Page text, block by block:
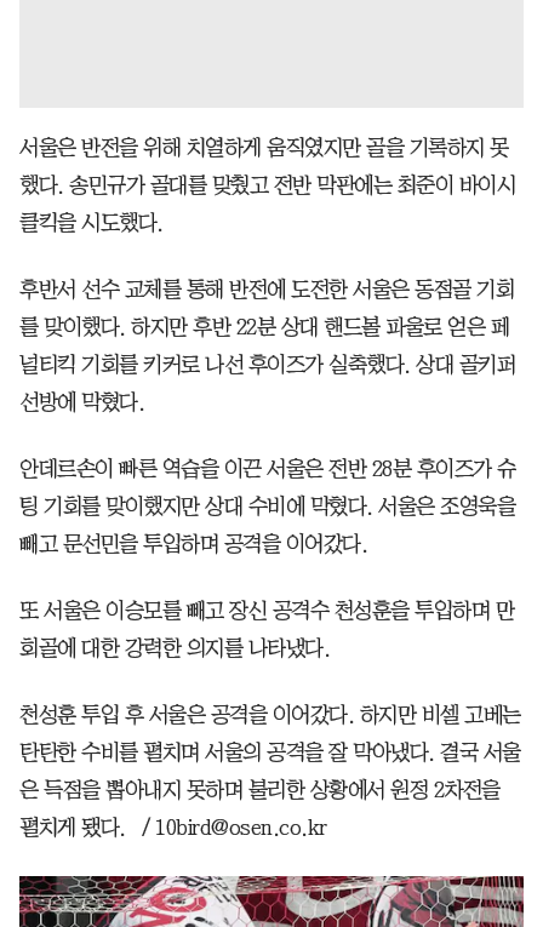
서울은 반전을 위해 치열하게 움직였지만 골을 기록하지 못
했다. 송민규가 골대를 맞췄고 전반 막판에는 최준이 바이시
클킥을 시도했다.
후반서 선수 교체를 통해 반전에 도전한 서울은 동점골 기회
를 맞이했다. 하지만 후반 22분 상대 핸드볼 파울로 얻은 페
널티킥 기회를 키커로 나선 후이즈가 실축했다. 상대 골키퍼
선방에 막혔다.
안데르손이 빠른 역습을 이끈 서울은 전반 28분 후이즈가 슈
팅 기회를 맞이했지만 상대 수비에 막혔다. 서울은 조영욱을
빼고 문선민을 투입하며 공격을 이어갔다.
또 서울은 이승모를 빼고 장신 공격수 천성훈을 투입하며 만
회골에 대한 강력한 의지를 나타냈다.
천성훈 투입 후 서울은 공격을 이어갔다. 하지만 비셀 고베는
탄탄한 수비를 펼치며 서울의 공격을 잘 막아냈다. 결국 서울
은 득점을 뽑아내지 못하며 불리한 상황에서 원정 2차전을
펼치게 됐다. / 10bird@osen.co.kr